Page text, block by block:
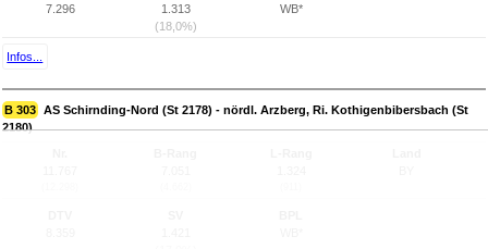
7.296
1.313
(18,0%)
WB*
Infos...
B 303 AS Schirnding-Nord (St 2178) - nördl. Arzberg, Ri. Kothigenbibersbach (St
2180)